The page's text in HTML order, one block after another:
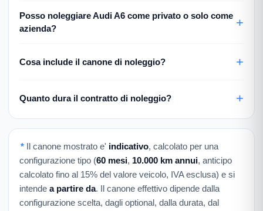
Posso noleggiare Audi A6 come privato o solo come
azienda?
Cosa include il canone di noleggio?
Quanto dura il contratto di noleggio?
* Il canone mostrato e' indicativo, calcolato per una
configurazione tipo (60 mesi, 10.000 km annui, anticipo
calcolato fino al 15% del valore veicolo, IVA esclusa) e si
intende a partire da. Il canone effettivo dipende dalla
configurazione scelta, dagli optional, dalla durata, dal